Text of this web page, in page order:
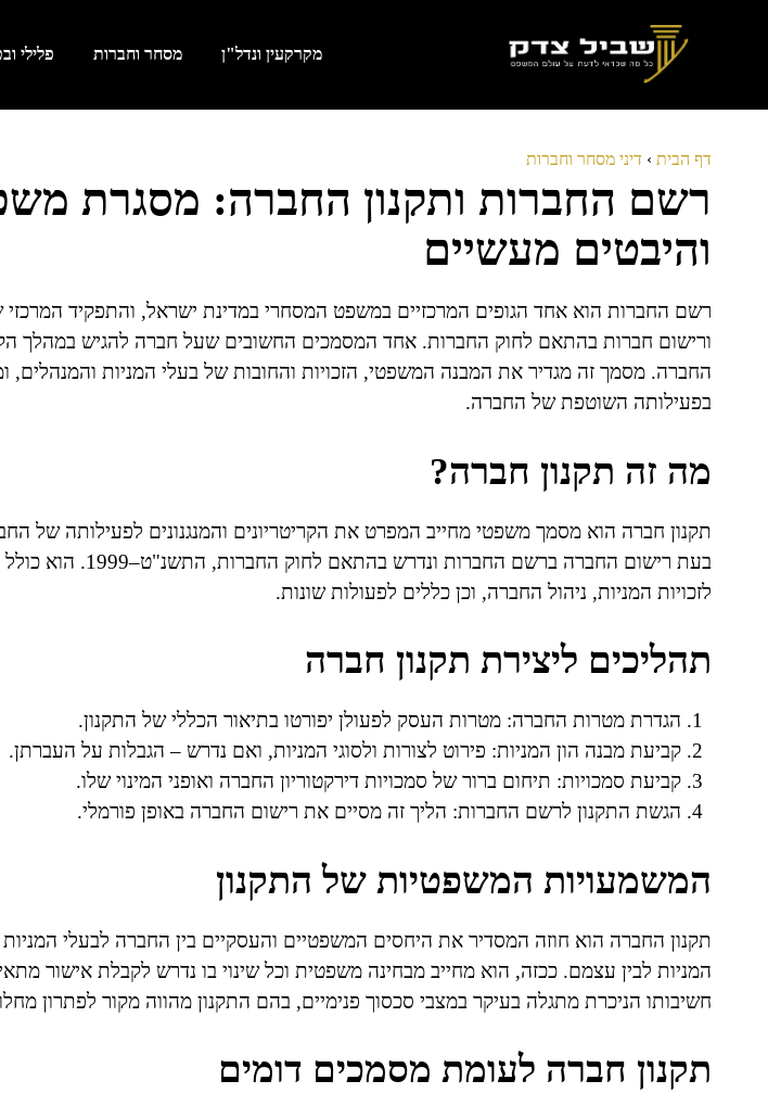
מקרקעין ונדל"ן מסחר וחברות פלילי
דף הבית › דיני מסחר וחברות
רשם החברות ותקנון החברה: מסגרת
והיבטים מעשיים
רשם החברות הוא אחד הגופים המרכזיים במשפט המסחרי במדינת ישראל, והתפקיד המרכזי
ורישום חברות בהתאם לחוק החברות. אחד המסמכים החשובים שעל חברה להגיש במהלך
החברה. מסמך זה מגדיר את המבנה המשפטי, הזכויות והחובות של בעלי המניות והמנהלים,
בפעילותה השוטפת של החברה.
מה זה תקנון חברה?
תקנון חברה הוא מסמך משפטי מחייב המפרט את הקריטריונים והמנגנונים לפעילותה של
בעת רישום החברה ברשם החברות ונדרש
לזכויות המניות, ניהול החברה, וכן כללים לפעולות שונות.
תהליכים ליצירת תקנון חברה
הגדרת מטרות החברה: מטרות העסק לפעולן יפורטו בתיאור הכללי של התקנון.
קביעת מבנה הון המניות: פירוט לצורות ולסוגי המניות, ואם נדרש – הגבלות על העברתן.
קביעת סמכויות: תיחום ברור של סמכויות דירקטוריון החברה ואופני המינוי שלו.
הגשת התקנון לרשם החברות: הליך זה מסיים את רישום החברה באופן פורמלי.
המשמעויות המשפטיות של התקנון
תקנון החברה הוא חוזה המסדיר את היחסים המשפטיים והעסקיים בין החברה לבעלי המניות
המניות לבין עצמם. ככזה, הוא מחייב מבחינה משפטית וכל שינוי בו נדרש לקבלת אישור
חשיבותו הניכרת מתגלה בעיקר במצבי סכסוך פנימיים, בהם התקנון מהווה מקור לפתרון
תקנון חברה לעומת מסמכים דומים